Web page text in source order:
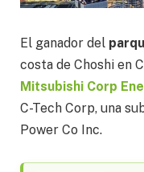
El ganador del
costa de Choshi en
Mitsubishi Corp
C-Tech Corp, una
Power Co Inc.